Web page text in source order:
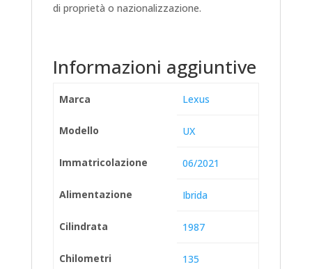
di proprietà o nazionalizzazione.
Informazioni aggiuntive
Marca Lexus
Modello UX
Immatricolazione 06/2021
Alimentazione Ibrida
Cilindrata 1987
Chilometri 135